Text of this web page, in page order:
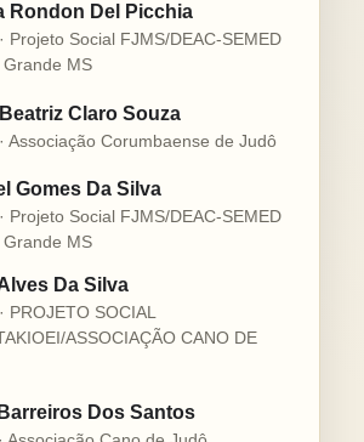
Rondon Del Picchia
Projeto Social FJMS/DEAC-SEMED
MS
Claro Souza
Associação Corumbaense de Judô
Gomes Da Silva
Projeto Social FJMS/DEAC-SEMED
MS
Da Silva
PROJETO SOCIAL
ASSOCIAÇÃO CANO DE
Dos Santos